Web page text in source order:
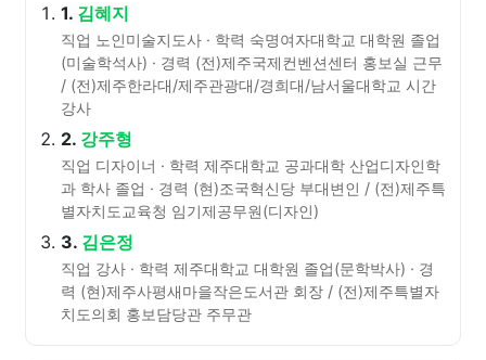
1. 김혜지
직업 노인미술지도사 · 학력 숙명여자대학교 대학원 졸업
(미술학석사) · 경력 (전)제주국제컨벤션센터 홍보실 근무
/ (전)제주한라대/제주관광대/경희대/남서울대학교 시간
강사
2. 강주형
직업 디자이너 · 학력 제주대학교 공과대학 산업디자인학
과 학사 졸업 · 경력 (현)조국혁신당 부대변인 / (전)제주특
별자치도교육청 임기제공무원(디자인)
3. 김은정
직업 강사 · 학력 제주대학교 대학원 졸업(문학박사) · 경
력 (현)제주사평새마을작은도서관 회장 / (전)제주특별자
치도의회 홍보담당관 주무관